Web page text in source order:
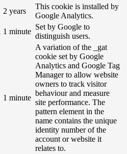
2 years
This cookie is installed by
Google Analytics.
1 minute
Set by Google to
distinguish users.
1 minute
A variation of the _gat
cookie set by Google
Analytics and Google Tag
Manager to allow website
owners to track visitor
behaviour and measure
site performance. The
pattern element in the
name contains the unique
identity number of the
account or website it
relates to.